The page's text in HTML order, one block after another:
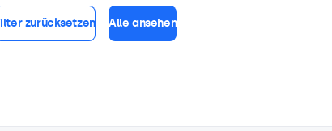
zurücksetzen Alle ansehen